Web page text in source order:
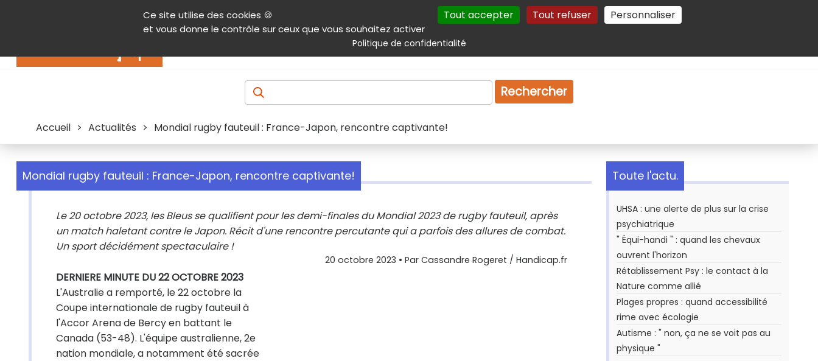
Ce site utilise des cookies 🍪
et vous donne le contrôle sur ceux que vous souhaitez activer
Tout accepter Tout refuser Personnaliser
Politique de confidentialité
Contenu Aide et accessibilité Menu principal Autres services Plan du site Gestion des cookies
Produits & services Emploi Droit
Rechercher
Accueil > Actualités > Mondial rugby fauteuil : France-Japon, rencontre captivante!
Mondial rugby fauteuil : France-Japon, rencontre captivante!
Le 20 octobre 2023, les Bleus se qualifient pour les demi-finales du Mondial 2023 de rugby fauteuil, après
un match haletant contre le Japon. Récit d'une rencontre percutante qui a parfois des allures de combat.
Un sport décidément spectaculaire !
20 octobre 2023 • Par Cassandre Rogeret / Handicap.fr
DERNIERE MINUTE DU 22 OCTOBRE 2023
L'Australie a remporté, le 22 octobre la
Coupe internationale de rugby fauteuil à
l'Accor Arena de Bercy en battant le
Canada (53-48). L'équipe australienne, 2e
nation mondiale, a notamment été sacrée
Toute l'actu.
UHSA : une alerte de plus sur la crise
psychiatrique
" Équi-handi " : quand les chevaux
ouvrent l'horizon
Rétablissement Psy : le contact à la
Nature comme allié
Plages propres : quand accessibilité
rime avec écologie
Autisme : " non, ça ne se voit pas au
physique "